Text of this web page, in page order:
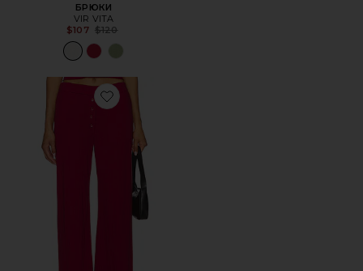
БРЮКИ
VIR VITA
$107 Previous price:
$120
Favorite БРЮКИ